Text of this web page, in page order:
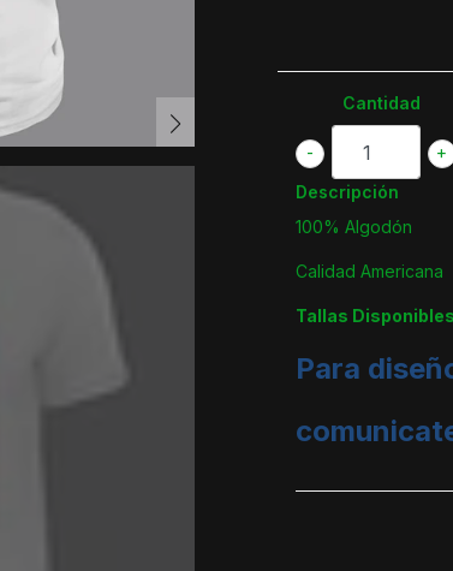
Cantidad
+
-
Descripción
100% Algodón
Calidad Americana
Tallas
Para